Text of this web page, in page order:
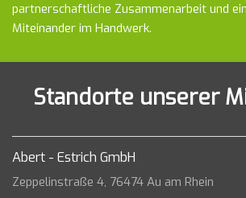
partnerschaftliche Zusammenarbeit und
Miteinander im Handwerk.
Standorte unserer
Abert - Estrich GmbH
Zeppelinstraße 4, 76474 Au am Rhein